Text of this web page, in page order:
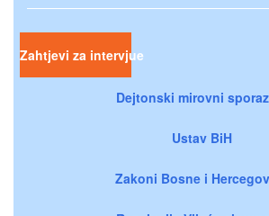
Zahtjevi za intervjue
Dejtonski mirovni
Ustav BiH
Zakoni Bosne i